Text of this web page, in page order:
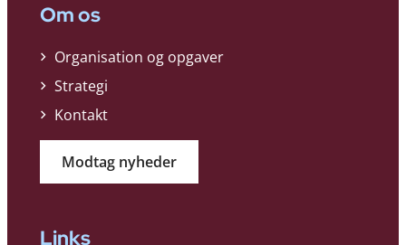
Om os
Organisation og opgaver
Strategi
Kontakt
Modtag nyheder
Links